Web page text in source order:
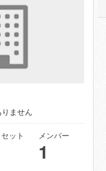
ません
ット メンバー
1